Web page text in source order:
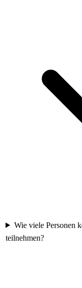
Wie viele Personen
teilnehmen?